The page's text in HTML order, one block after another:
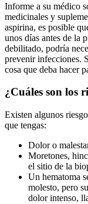
Informe a su médico
medicinales y
aspirina, es posible
unos días antes de la
debilitado, podría
prevenir infecciones.
cosa que deba hacer
¿Cuáles son los
Existen algunos
que tengas:
Dolor o
Moretones,
el sitio de la
Un hematoma
molesto, pero
dolor intenso,